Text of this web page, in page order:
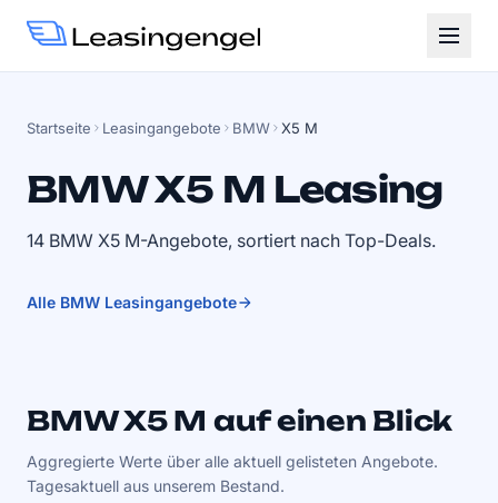
Startseite Leasingangebote BMW X5 M
BMW X5 M Leasing
14 BMW X5 M-Angebote, sortiert nach Top-Deals.
Alle BMW Leasingangebote
BMW X5 M auf einen Blick
Aggregierte Werte über alle aktuell gelisteten Angebote.
Tagesaktuell aus unserem Bestand.